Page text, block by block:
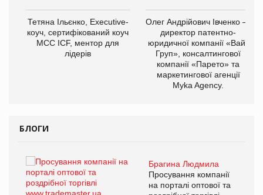
Тетяна Ільєнко, Executive-
коуч, сертифікований коуч
МСС ICF, ментор для
лідерів
Олег Андрійович Івченко —
директор патентно-
юридичної компанії «Вайз
Груп», консалтингової
компанії «Парето» та
маркетингової агенції
Myka Agency.
БЛОГИ
Брагина Людмила
Просування компанії
на порталі оптової та